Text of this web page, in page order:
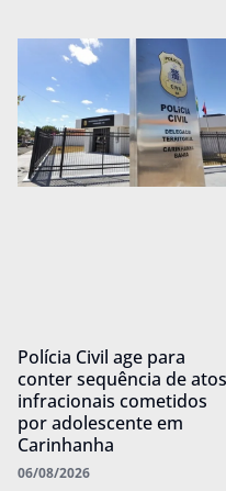
Polícia Civil age para
conter sequência de atos
infracionais cometidos
por adolescente em
Carinhanha
06/08/2026